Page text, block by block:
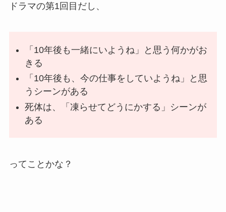
ドラマの第1回目だし、
「10年後も一緒にいようね」と思う何かがお
きる
「10年後も、今の仕事をしていようね」と思
うシーンがある
死体は、「凍らせてどうにかする」シーンが
ある
ってことかな？